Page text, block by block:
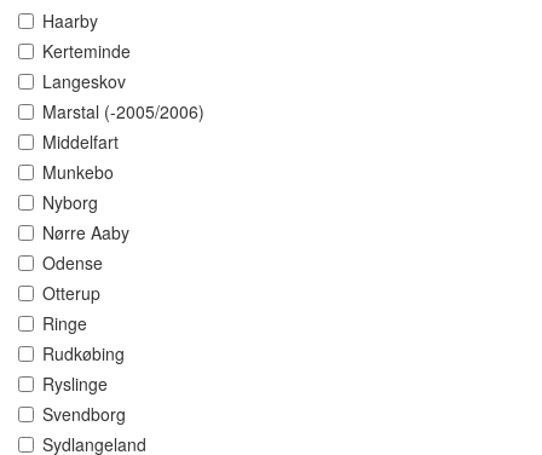
Haarby
Kerteminde
Langeskov
Marstal (-2005/2006)
Middelfart
Munkebo
Nyborg
Nørre Aaby
Odense
Otterup
Ringe
Rudkøbing
Ryslinge
Svendborg
Sydlangeland